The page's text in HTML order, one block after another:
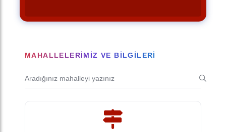
MAHALLELERIMIZ VE BILGILERI